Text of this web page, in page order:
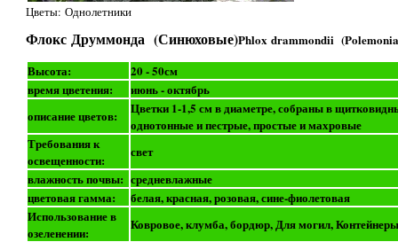
Цветы: Однолетники
Флокс Друммонда (Синюховые)Phlox drammondii
Высота:
20 - 50см
время цветения:
июнь - октябрь
описание цветов:
Цветки 1-1,5 см в диаметре, собраны в
однотонные и пестрые, простые и махровые
Требования к
освещенности:
свет
влажность почвы: средневлажные
цветовая гамма:
белая, красная, розовая, сине-фиолетовая
Использование в
озеленении:
Ковровое, клумба, бордюр, Для могил, Контейнеры